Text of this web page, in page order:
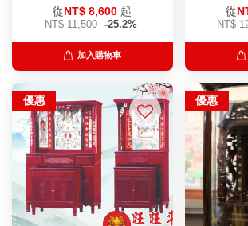
從NT$ 8,600 起
NT$ 11,500 -25.2%
加入購物車
從
NT$
優惠 優惠